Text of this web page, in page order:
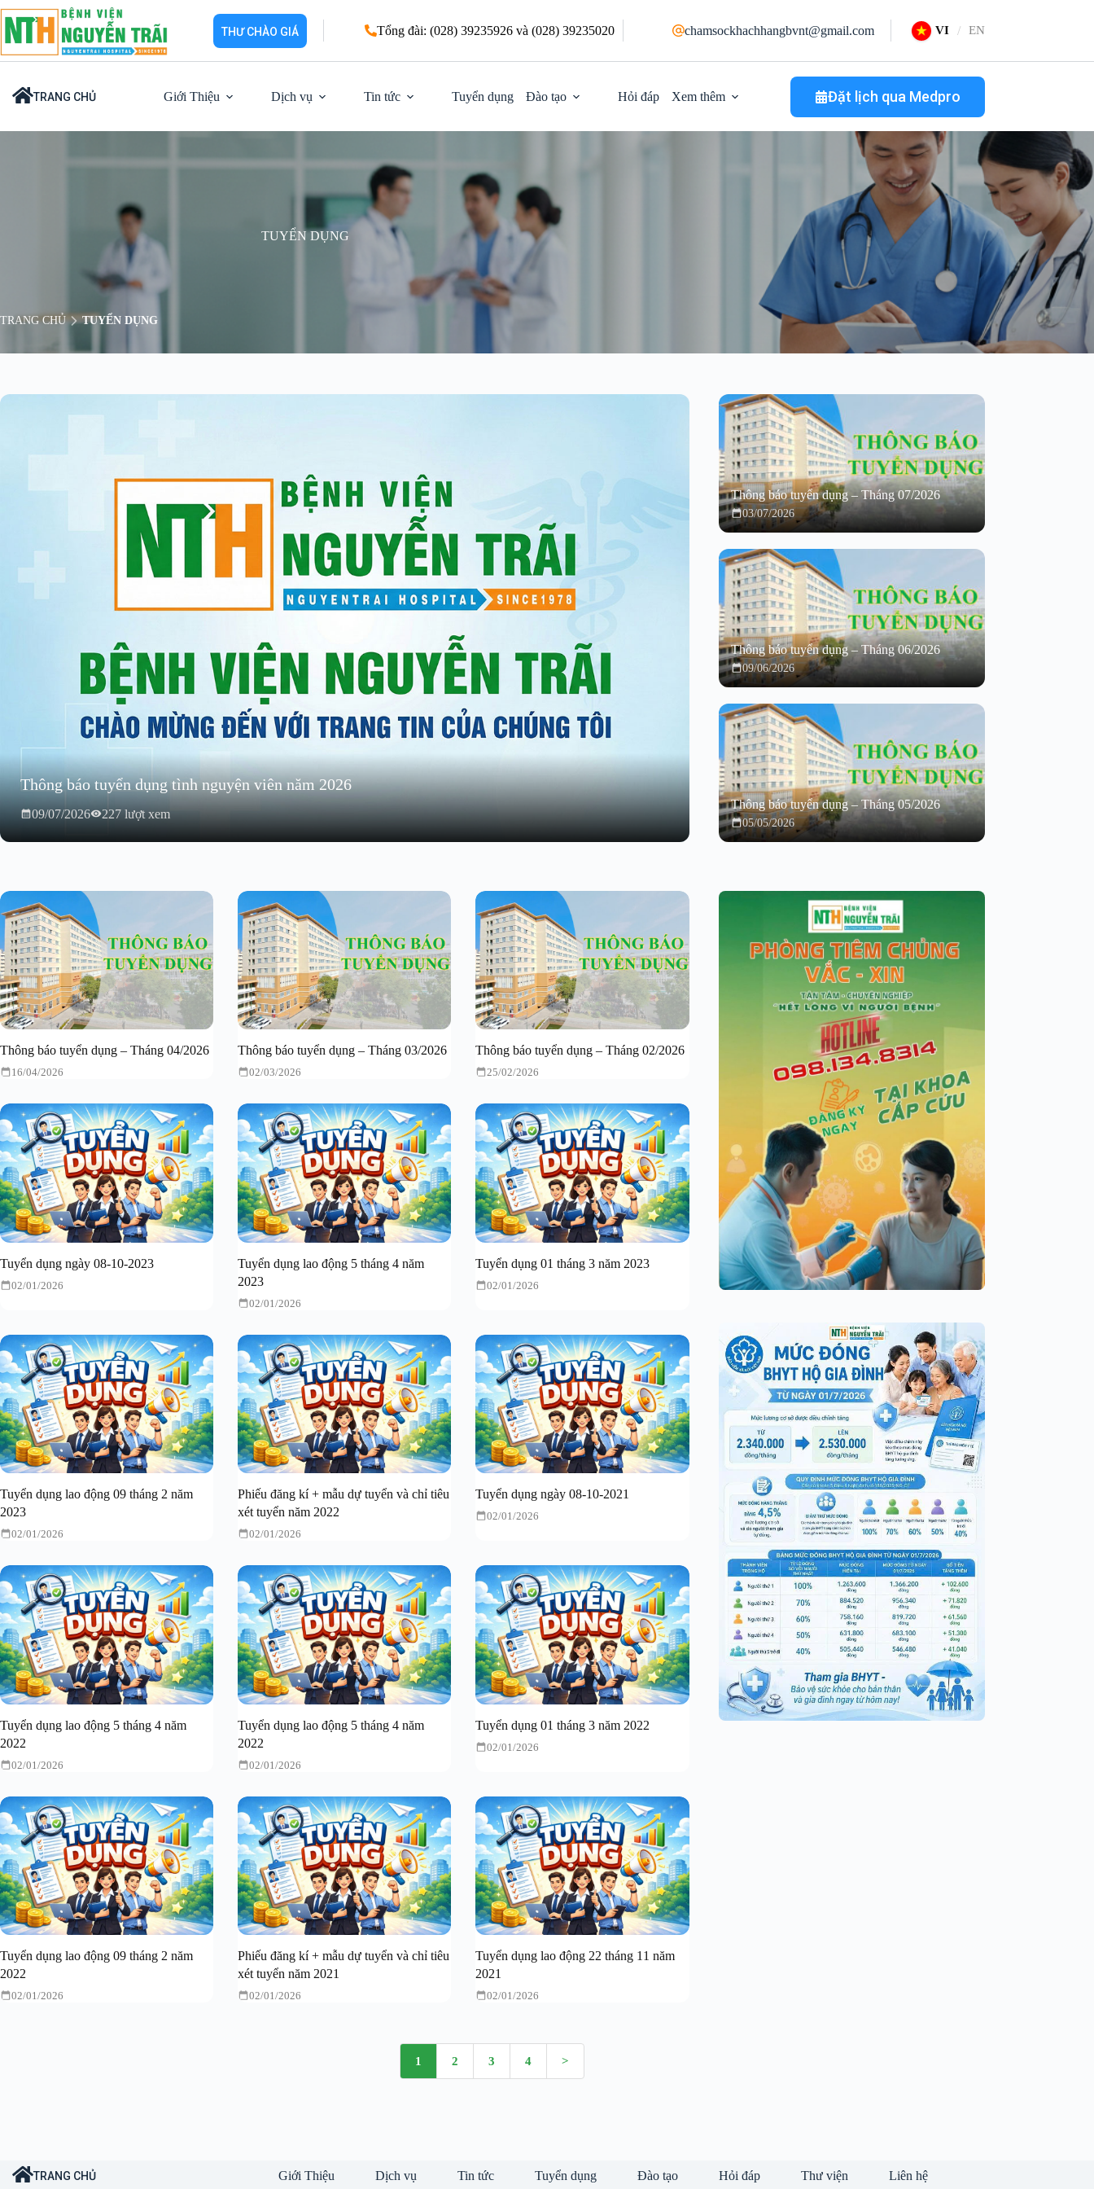
Chuyển
đến
phần
dung
THƯ CHÀO GIÁ Tổng đài: (028) 39235926 và (028) 39235020 chamsockhachhangbvnt@gmail.com EN
VI
TRANG CHỦ Giới Thiệu Dịch vụ Tin tức Tuyển dụng Đào tạo Hỏi đáp Xem thêm Đặt lịch qua Medpro
TUYỂN DỤNG
TRANG CHỦ TUYỂN DỤNG
Thông báo tuyển dụng tình nguyện viên năm 2026
09/07/2026 227 lượt xem
Thông báo tuyển dụng – Tháng 07/2026
03/07/2026
Thông báo tuyển dụng – Tháng 06/2026
09/06/2026
Thông báo tuyển dụng – Tháng 05/2026
05/05/2026
Thông báo tuyển dụng – Tháng 04/2026
16/04/2026
Thông báo tuyển dụng – Tháng 03/2026
02/03/2026
Thông báo tuyển dụng – Tháng 02/2026
25/02/2026
Tuyển dụng ngày 08-10-2023
02/01/2026
Tuyển dụng lao động 5 tháng 4 năm
2023
02/01/2026
Tuyển dụng 01 tháng 3 năm 2023
02/01/2026
Tuyển dụng lao động 09 tháng 2 năm
2023
02/01/2026
Phiếu đăng kí + mẫu dự tuyển và chỉ tiêu
xét tuyển năm 2022
02/01/2026
Tuyển dụng ngày 08-10-2021
02/01/2026
Tuyển dụng lao động 5 tháng 4 năm
2022
02/01/2026
Tuyển dụng lao động 5 tháng 4 năm
2022
02/01/2026
Tuyển dụng 01 tháng 3 năm 2022
02/01/2026
Tuyển dụng lao động 09 tháng 2 năm
2022
02/01/2026
Phiếu đăng kí + mẫu dự tuyển và chỉ tiêu
xét tuyển năm 2021
02/01/2026
Tuyển dụng lao động 22 tháng 11 năm
2021
02/01/2026
1 2 3 4 >
TRANG CHỦ Giới Thiệu Dịch vụ Tin tức Tuyển dụng Đào tạo Hỏi đáp Thư viện Liên hệ